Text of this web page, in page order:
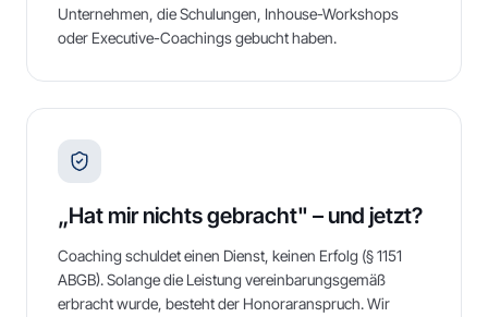
Unternehmen, die Schulungen, Inhouse-Workshops
oder Executive-Coachings gebucht haben.
„Hat mir nichts gebracht" – und jetzt?
Coaching schuldet einen Dienst, keinen Erfolg (§ 1151
ABGB). Solange die Leistung vereinbarungsgemäß
erbracht wurde, besteht der Honoraranspruch. Wir